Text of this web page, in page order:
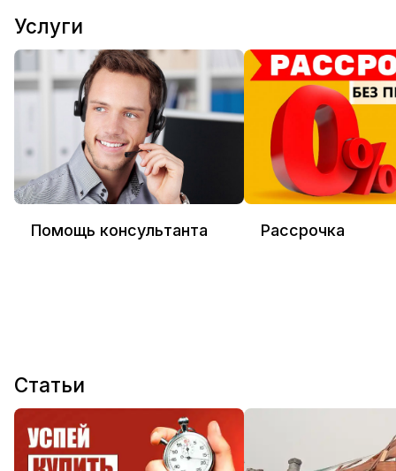
Услуги
Помощь консультанта Рассрочка
Статьи